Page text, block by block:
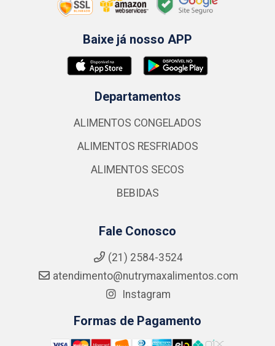
Baixe já nosso APP
Departamentos
ALIMENTOS CONGELADOS
ALIMENTOS RESFRIADOS
ALIMENTOS SECOS
BEBIDAS
Fale Conosco
(21) 2584-3524
atendimento@nutrymaxalimentos.com
Instagram
Formas de Pagamento